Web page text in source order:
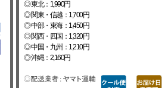
◎ 東北：1,990円
◎ 関東・信越：1,700円
◎ 中部・東海：1,450円
◎ 関西・四国：1,320円
◎ 中国・九州：1,210円
◎ 沖縄：2,160円